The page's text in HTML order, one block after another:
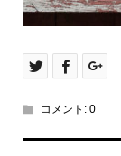
コメント: 0